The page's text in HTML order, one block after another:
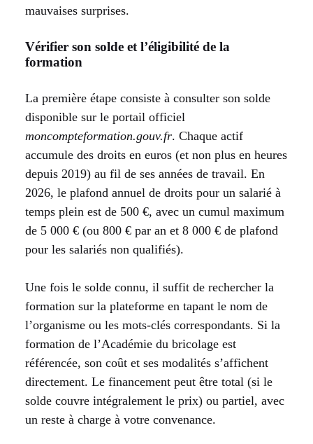
mauvaises surprises.
Vérifier son solde et l’éligibilité de la
formation
La première étape consiste à consulter son solde
disponible sur le portail officiel
moncompteformation.gouv.fr. Chaque actif
accumule des droits en euros (et non plus en heures
depuis 2019) au fil de ses années de travail. En
2026, le plafond annuel de droits pour un salarié à
temps plein est de 500 €, avec un cumul maximum
de 5 000 € (ou 800 € par an et 8 000 € de plafond
pour les salariés non qualifiés).
Une fois le solde connu, il suffit de rechercher la
formation sur la plateforme en tapant le nom de
l’organisme ou les mots-clés correspondants. Si la
formation de l’Académie du bricolage est
référencée, son coût et ses modalités s’affichent
directement. Le financement peut être total (si le
solde couvre intégralement le prix) ou partiel, avec
un reste à charge à votre convenance.